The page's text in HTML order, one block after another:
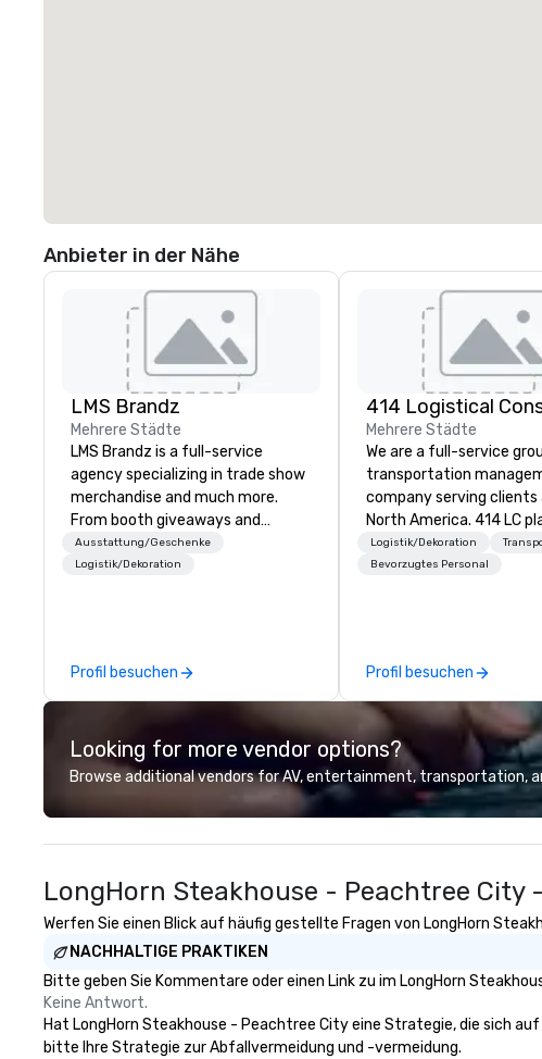
Anbieter in der Nähe
LMS Brandz
Mehrere Städte
LMS Brandz is a full-service
agency specializing in trade show
merchandise and much more.
From booth giveaways and
branded apparel to executive
gifting, displays, banners, signage,
choose from, our 20+ years of
industry experience and
commitment to exceptional
customer service set us apart. We
deliver smart, reliable solutions
experience seamless from start
to finish. We are also a certified
Ausstattung/Geschenke
Logistik/Dekoration
Profil besuchen
Mehrere Städte
We are a full-service
transportation
company serving clients
North America. 414 LC
coordinates, and
customized
transfers to large-scale
convention shuttles and
everything in between,
brings hands-on
careful coordination to
program. We focus on
execution, clear
and strong partnerships. Our goal
transportation
reduces the workload for
clients and creates a
Logistik/Dekoration
Bevorzugtes Personal
Profil besuchen
Looking for more vendor options?
Browse additional vendors for AV, entertainment, transportation,
LongHorn Steakhouse - Peachtree City -
Werfen Sie einen Blick auf häufig gestellte Fragen von LongHorn
NACHHALTIGE PRAKTIKEN
Bitte geben Sie Kommentare oder einen Link zu im LongHorn
Keine Antwort.
Hat LongHorn Steakhouse - Peachtree City eine Strategie, die sich
bitte Ihre Strategie zur Abfallvermeidung und -vermeidung.